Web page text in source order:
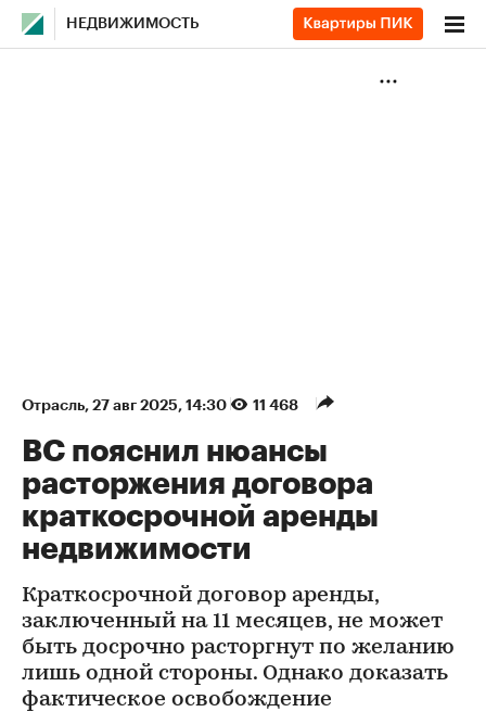
НЕДВИЖИМОСТЬ
Отрасль⁠, 27 авг 2025, 14:30 11 468
ВС пояснил нюансы
расторжения договора
краткосрочной аренды
недвижимости
Краткосрочной договор аренды,
заключенный на 11 месяцев, не может
быть досрочно расторгнут по желанию
лишь одной стороны. Однако доказать
фактическое освобождение